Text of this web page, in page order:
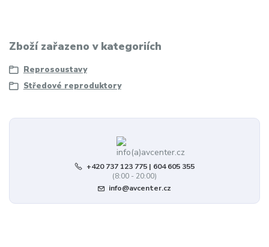
Zboží zařazeno v kategoriích
Reprosoustavy
Středové reproduktory
+420 737 123 775 | 604 605 355
(8:00 - 20:00)
info@avcenter.cz